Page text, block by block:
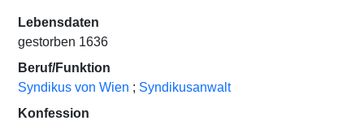
Lebensdaten
gestorben 1636
Beruf/Funktion
Syndikus von Wien ; Syndikusanwalt
Konfession